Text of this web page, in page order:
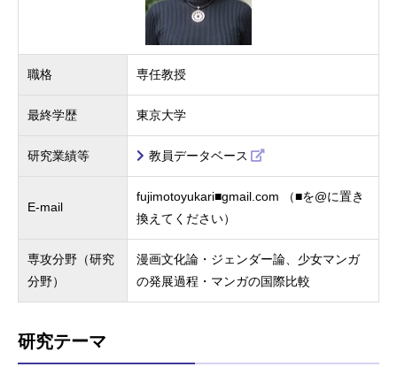
職格 専任教授
最終学歴 東京大学
研究業績等 教員データベース
E-mail
fujimotoyukari■gmail.com （■を@に置き
換えてください）
専攻分野（研究
分野）
漫画文化論・ジェンダー論、少女マンガ
の発展過程・マンガの国際比較
研究テーマ